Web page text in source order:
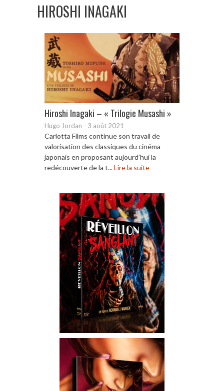
HIROSHI INAGAKI
Hiroshi Inagaki – « Trilogie Musashi »
Hugo Jordan - 3 août 2021
Carlotta Films continue son travail de
valorisation des classiques du cinéma
japonais en proposant aujourd’hui la
redécouverte de la t...Lire la suite